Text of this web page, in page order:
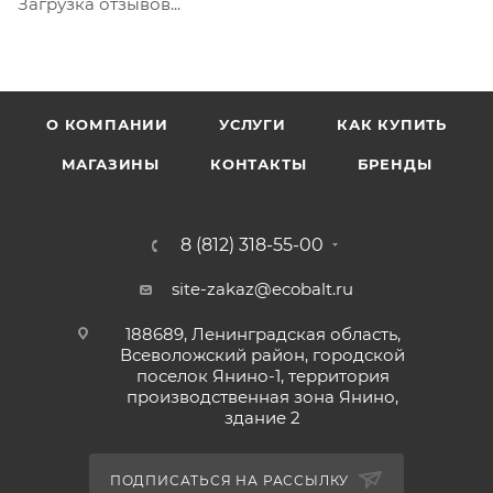
закрытой таре при температуре от +5°С до +35°С. Не
О КОМПАНИИ УСЛУГИ КАК КУПИТЬ
МАГАЗИНЫ КОНТАКТЫ БРЕНДЫ
8 (812) 318-55-00
site-zakaz@ecobalt.ru
188689, Ленинградская область,
Всеволожский район, городской
поселок Янино-1, территория
производственная зона Янино,
здание 2
ПОДПИСАТЬСЯ НА РАССЫЛКУ